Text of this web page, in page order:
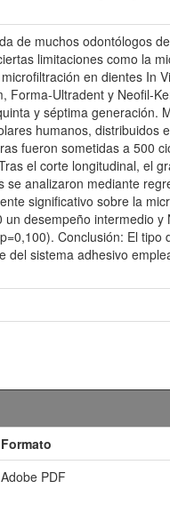
de muchos odontólogos
limitaciones como la
en dientes In
Ultradent y Neofil-
y séptima generación.
humanos, distribuidos
fueron sometidas a 500
el corte longitudinal, el
analizaron mediante
significativo sobre la
desempeño intermedio
Conclusión: El tipo
sistema adhesivo
Formato
Adobe PDF